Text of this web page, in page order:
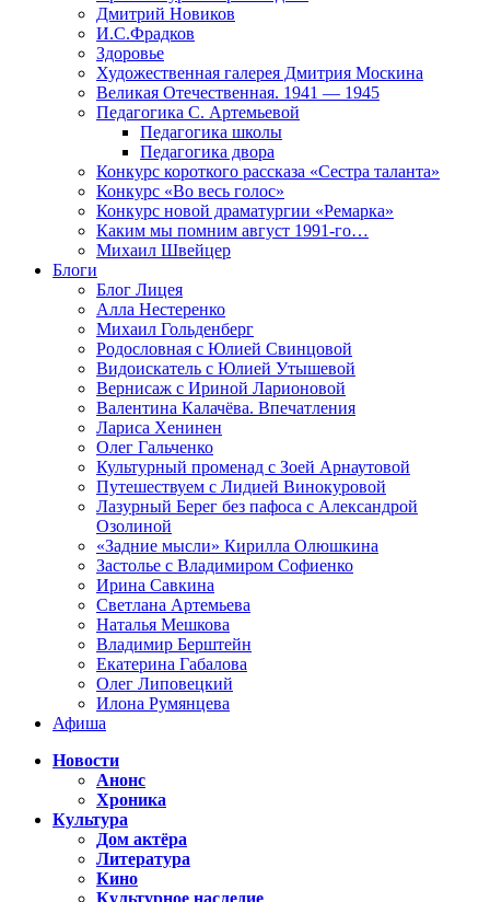
Дмитрий Новиков
И.С.Фрадков
Здоровье
Художественная галерея Дмитрия Москина
Великая Отечественная. 1941 — 1945
Педагогика С. Артемьевой
Педагогика школы
Педагогика двора
Конкурс короткого рассказа «Сестра таланта»
Конкурс «Во весь голос»
Конкурс новой драматургии «Ремарка»
Каким мы помним август 1991-го…
Михаил Швейцер
Блоги
Блог Лицея
Алла Нестеренко
Михаил Гольденберг
Родословная с Юлией Свинцовой
Видоискатель с Юлией Утышевой
Вернисаж с Ириной Ларионовой
Валентина Калачёва. Впечатления
Лариса Хенинен
Олег Гальченко
Культурный променад с Зоей Арнаутовой
Путешествуем с Лидией Винокуровой
Лазурный Берег без пафоса с Александрой
Озолиной
«Задние мысли» Кирилла Олюшкина
Застолье с Владимиром Софиенко
Ирина Савкина
Светлана Артемьева
Наталья Мешкова
Владимир Берштейн
Екатерина Габалова
Олег Липовецкий
Илона Румянцева
Афиша
Новости
Анонс
Хроника
Культура
Дом актёра
Литература
Кино